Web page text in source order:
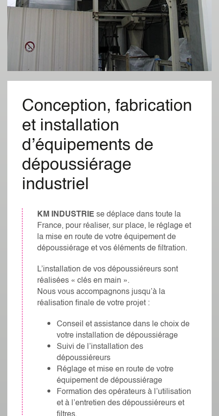
Conception, fabrication
et installation
d’équipements de
dépoussiérage
industriel
KM INDUSTRIEse déplace dans toute la
France, pour réaliser, sur place, le réglage et
la mise en route de votre équipement de
dépoussiérage et vos éléments de filtration.
L’installation de vos dépoussiéreurs sont
réalisées « clés en main ».
Nous vous accompagnons jusqu’à la
réalisation finale de votre projet :
Conseil et assistance dans le choix de
votre installation de dépoussiérage
Suivi de l’installation des
dépoussiéreurs
Réglage et mise en route de votre
équipement de dépoussiérage
Formation des opérateurs à l’utilisation
et à l’entretien des dépoussiéreurs et